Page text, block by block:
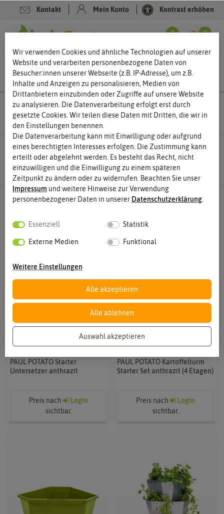
Kontakt Mein Konto Kontrast erhöhen
0 0
PflanzgutPflanzkartoffeln
19 ErgebnisseGefunden in Pflanzkartoffeln
PAUL POTATO Starter
Untersetzer anthrazit
Preis nach
Login
sichtbar.
PAUL POTATO Kartoffelturm
Starter Set anthrazit (4 Etagen)
Preis nach
Login
sichtbar.
Filter
Wir verwenden Cookies und ähnliche Technologien auf unserer
Website und verarbeiten personenbezogene Daten von
Besucher:innen unserer Webseite (z.B. IP-Adresse), um z.B.
Inhalte und Anzeigen zu personalisieren, Medien von
Drittanbietern einzubinden oder Zugriffe auf unsere Website
zu analysieren. Die Datenverarbeitung erfolgt erst durch
gesetzte Cookies. Wir teilen diese Daten mit Dritten, die wir in
den Einstellungen benennen.
Die Datenverarbeitung kann mit Einwilligung oder aufgrund
eines berechtigten Interesses erfolgen. Die Zustimmung kann
erteilt oder abgelehnt werden. Es besteht das Recht, nicht
einzuwilligen und die Einwilligung zu einem späteren
Zeitpunkt zu ändern oder zu widerrufen. Beachten Sie unser
Impressum und weitere Hinweise zur Verwendung
personenbezogener Daten in unserer Daten­schutz­erklärung.
Essenziell Statistik
Externe Medien Funktional
Weitere Einstellungen
Alle akzeptieren
Alle ablehnen
Auswahl akzeptieren